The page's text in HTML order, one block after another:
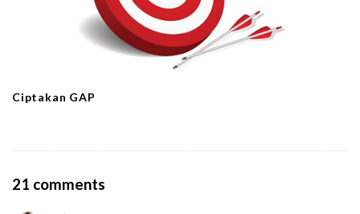
Ciptakan GAP
21 comments